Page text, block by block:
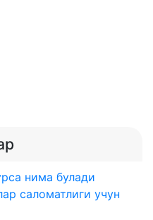
нима булади
саломатлиги учун